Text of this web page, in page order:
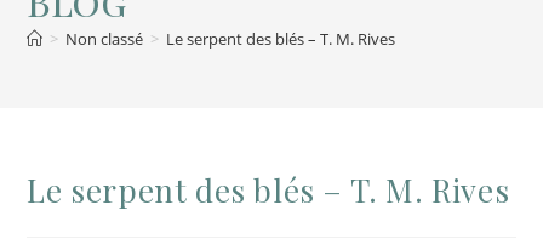
> Non classé > Le serpent des blés – T. M. Rives
Le serpent des blés – T. M. Rives